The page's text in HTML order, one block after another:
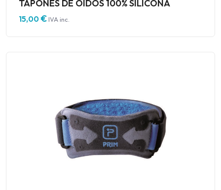
TAPONES DE OÍDOS 100% SILICONA
15,00€IVA inc.